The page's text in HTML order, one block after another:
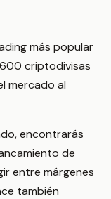
más popular
criptodivisas
mercado al
encontrarás
de
entre márgenes
también